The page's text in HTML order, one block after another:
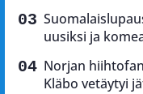
uusiksi ja
Norjan
Kläbo vetäytyi